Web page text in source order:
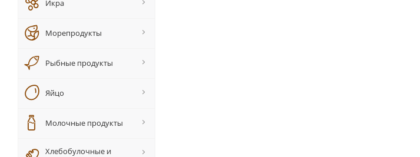
Икра
Морепродукты
Рыбные продукты
Яйцо
Молочные продукты
Хлебобулочные и